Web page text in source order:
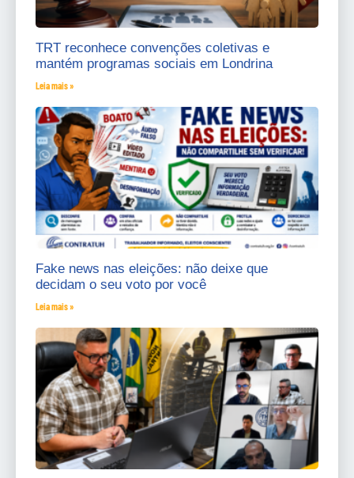
TRT reconhece convenções coletivas e
mantém programas sociais em Londrina
Leia mais »
Fake news nas eleições: não deixe que
decidam o seu voto por você
Leia mais »